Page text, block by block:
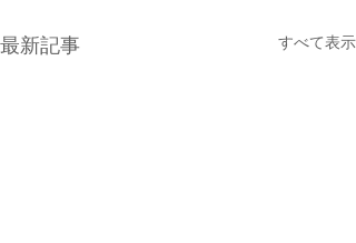
最新記事 すべて表示